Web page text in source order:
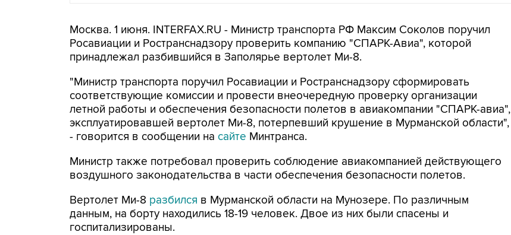
Москва. 1 июня. INTERFAX.RU - Министр транспорта РФ Максим Соколов поручил
Росавиации и Ространснадзору проверить компанию "СПАРК-Авиа", которой
принадлежал разбившийся в Заполярье вертолет Ми-8.
"Министр транспорта поручил Росавиации и Ространснадзору сформировать
соответствующие комиссии и провести внеочередную проверку организации
летной работы и обеспечения безопасности полетов в авиакомпании "СПАРК-авиа",
эксплуатировавшей вертолет Ми-8, потерпевший крушение в Мурманской области",
- говорится в сообщении на сайте Минтранса.
Министр также потребовал проверить соблюдение авиакомпанией действующего
воздушного законодательства в части обеспечения безопасности полетов.
Вертолет Ми-8 разбился в Мурманской области на Мунозере. По различным
данным, на борту находились 18-19 человек. Двое из них были спасены и
госпитализированы.